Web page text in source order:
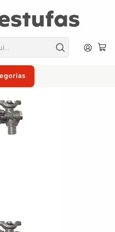
sin salir de casa!
Haceb Modelo Viejo